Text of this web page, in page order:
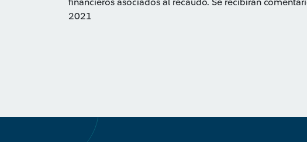
financieros asociados al recaudo. Se recibirán
2021